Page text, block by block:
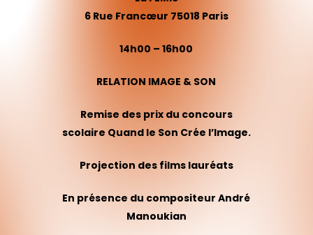
6 Rue Francœur 75018 Paris
14h00 – 16h00
RELATION IMAGE & SON
Remise des prix du concours
scolaire Quand le Son Crée l’Image.
Projection des films lauréats
En présence du compositeur André
Manoukian